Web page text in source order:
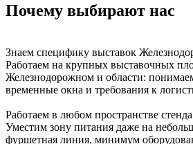
Почему выбирают нас
Знаем специфику выставок
Работаем на крупных выставочных
Железнодорожном и области:
временные окна и требования к
Работаем в любом пространстве стенда
Уместим зону питания даже на
фуршетная линия, минимум